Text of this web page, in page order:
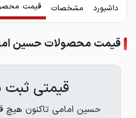
داشبورد مشخصات قیمت
قیمت محصولات حسین
قیمتی
حسین امامی تاکنون هیچ